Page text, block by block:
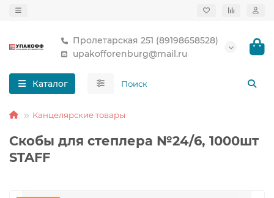
Пролетарская 251 (89198658528)
upakofforenburg@mail.ru
Каталог
Канцелярские товары
Скобы для степлера №24/6, 1000шт
STAFF